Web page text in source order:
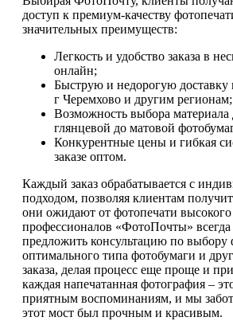
доступ к премиум-качеству
значительных преимуществ:
Легкость и удобство заказа в
онлайн;
Быструю и недорогую доставку
г Черемхово и другим регионам;
Возможность выбора материала
глянцевой до матовой
Конкурентные цены и гибкая
заказе оптом.
Каждый заказ обрабатывается с
подходом, позволяя клиентам
они ожидают от фотопечати высокого
профессионалов «ФотоПочты» всегда
предложить консультацию по выбору
оптимального типа фотобумаги и
заказа, делая процесс еще проще и
каждая напечатанная фотография –
приятным воспоминаниям, и мы
этот мост был прочным и красивым.